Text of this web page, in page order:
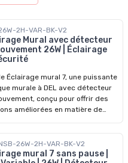
2H-VAR-BK-V2
Mural avec détecteur
26W | Éclairage
Éclairage mural 7, une puissante
murale à DEL avec détecteur
conçu pour offrir des
améliorées en matière de
d'un contrôle de la lumière et
de veille de 15 lux. Grâce
26W-2H-VAR-BK-V2
mural 7 sans pause |